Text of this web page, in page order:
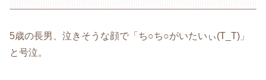
5歳の長男、泣きそうな顔で「ち○ち○がいたいぃ(T_T)」
と号泣。